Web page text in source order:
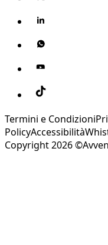
Termini e Condizioni
PolicyAccessibilità
Copyright 2026